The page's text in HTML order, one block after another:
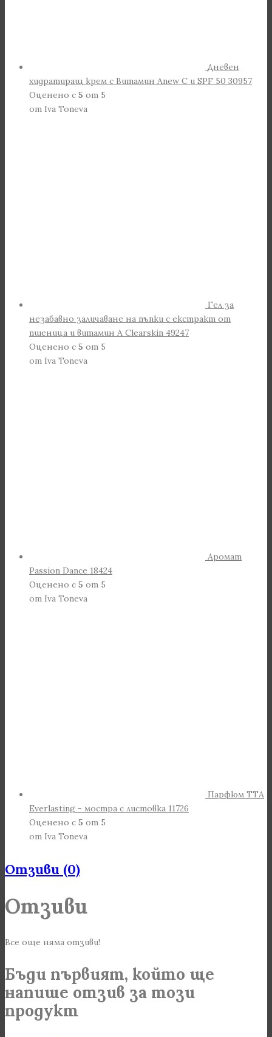
Дневен
хидратиращ крем с Витамин Anew С и SPF 50 30957
Оценено с 5 от 5
от Iva Toneva
Гел за
незабавно заличаване на пъпки с екстракт от
пшеница и витамин А Clearskin 49247
Оценено с 5 от 5
от Iva Toneva
Аромат
Passion Dance 18424
Оценено с 5 от 5
от Iva Toneva
Парфюм TTA
Everlasting - мостра с листовка 11726
Оценено с 5 от 5
от Iva Toneva
Отзиви (0)
Отзиви
Все още няма отзиви!
Бъди първият, който ще
напише отзив за този
продукт